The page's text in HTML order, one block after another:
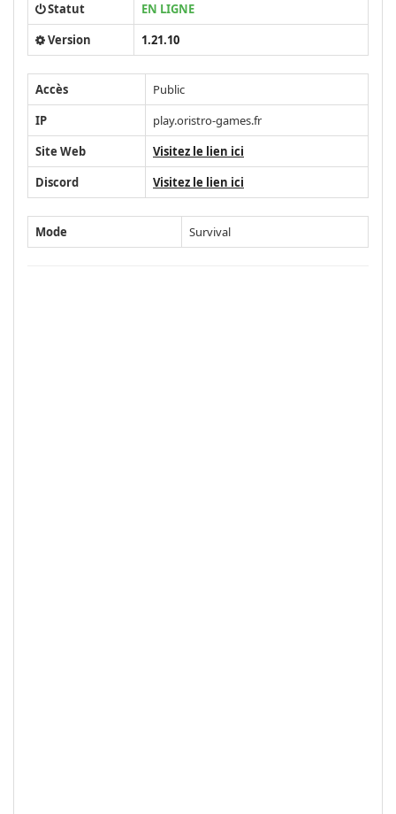
Statut
EN LIGNE
Version
1.21.10
Accès
Public
IP
play.oristro-games.fr
Site Web
Visitez le lien ici
Discord
Visitez le lien ici
Mode Survival